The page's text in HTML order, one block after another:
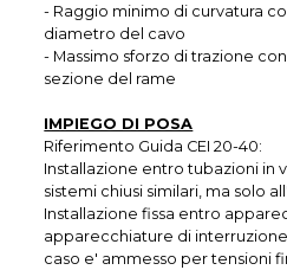
- Raggio minimo di curvatura
diametro del cavo
- Massimo sforzo di trazione
sezione del rame
IMPIEGO DI POSA
Riferimento Guida CEI 20-40:
Installazione entro tubazioni in
sistemi chiusi similari, ma solo
Installazione fissa entro
apparecchiature di
caso e' ammesso per tensioni